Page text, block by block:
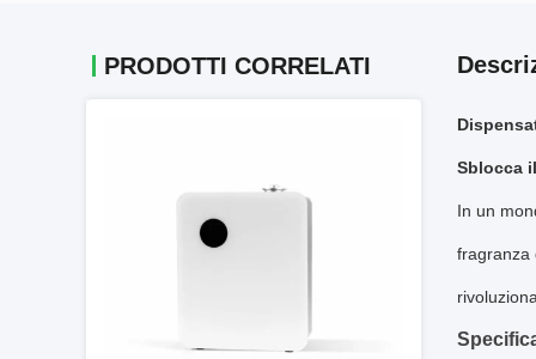
PRODOTTI CORRELATI
Sblocca
In un
fragranza